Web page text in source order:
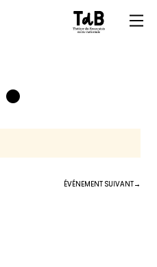
ÉVÉNEMENT SUIVANT